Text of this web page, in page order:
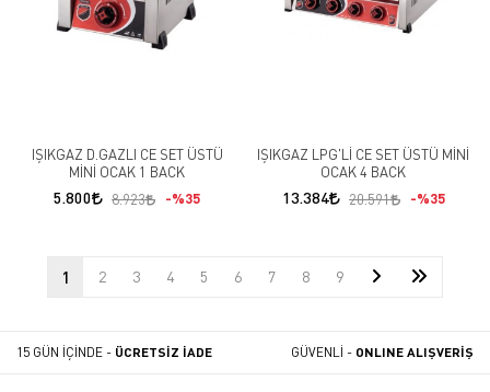
IŞIKGAZ D.GAZLI CE SET ÜSTÜ
MİNİ OCAK 1 BACK
5.800 8.923 %35
IŞIKGAZ LPG'Lİ CE SET ÜSTÜ MİNİ
OCAK 4 BACK
13.384 20.591 %35
1 2 3 4 5 6 7 8 9
15 GÜN İÇİNDE - ÜCRETSİZ İADE GÜVENLİ - ONLINE ALIŞVERİŞ